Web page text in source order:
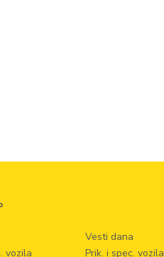
Vesti dana
vozila
Prik. i spec. vozila